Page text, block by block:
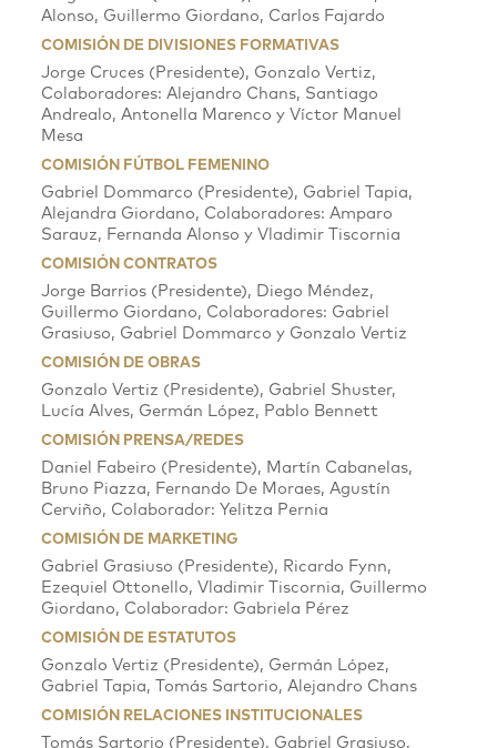
Alonso, Guillermo Giordano, Carlos Fajardo
COMISIÓN DE DIVISIONES FORMATIVAS
Jorge Cruces (Presidente), Gonzalo Vertiz,
Colaboradores: Alejandro Chans, Santiago
Andrealo, Antonella Marenco y Víctor Manuel
Mesa
COMISIÓN FÚTBOL FEMENINO
Gabriel Dommarco (Presidente), Gabriel Tapia,
Alejandra Giordano, Colaboradores: Amparo
Sarauz, Fernanda Alonso y Vladimir Tiscornia
COMISIÓN CONTRATOS
Jorge Barrios (Presidente), Diego Méndez,
Guillermo Giordano, Colaboradores: Gabriel
Grasiuso, Gabriel Dommarco y Gonzalo Vertiz
COMISIÓN DE OBRAS
Gonzalo Vertiz (Presidente), Gabriel Shuster,
Lucía Alves, Germán López, Pablo Bennett
COMISIÓN PRENSA/REDES
Daniel Fabeiro (Presidente), Martín Cabanelas,
Bruno Piazza, Fernando De Moraes, Agustín
Cerviño, Colaborador: Yelitza Pernia
COMISIÓN DE MARKETING
Gabriel Grasiuso (Presidente), Ricardo Fynn,
Ezequiel Ottonello, Vladimir Tiscornia, Guillermo
Giordano, Colaborador: Gabriela Pérez
COMISIÓN DE ESTATUTOS
Gonzalo Vertiz (Presidente), Germán López,
Gabriel Tapia, Tomás Sartorio, Alejandro Chans
COMISIÓN RELACIONES INSTITUCIONALES
Tomás Sartorio (Presidente), Gabriel Grasiuso,